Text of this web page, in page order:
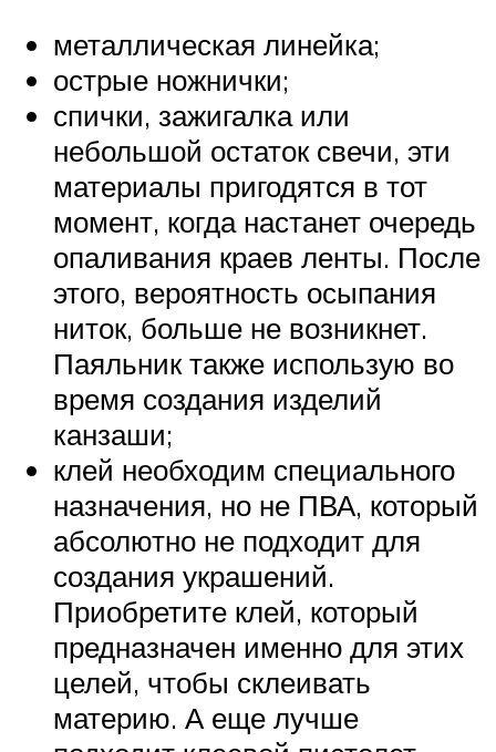
металлическая линейка;
острые ножнички;
спички, зажигалка или
небольшой остаток свечи, эти
материалы пригодятся в тот
момент, когда настанет очередь
опаливания краев ленты. После
этого, вероятность осыпания
ниток, больше не возникнет.
Паяльник также использую во
время создания изделий
канзаши;
клей необходим специального
назначения, но не ПВА, который
абсолютно не подходит для
создания украшений.
Приобретите клей, который
предназначен именно для этих
целей, чтобы склеивать
материю. А еще лучше